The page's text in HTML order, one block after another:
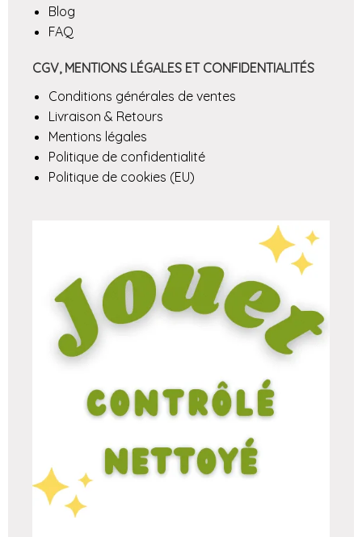
Blog
FAQ
CGV, MENTIONS LÉGALES ET CONFIDENTIALITÉS
Conditions générales de ventes
Livraison & Retours
Mentions légales
Politique de confidentialité
Politique de cookies (EU)